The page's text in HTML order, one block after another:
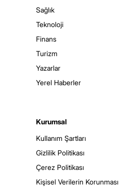
Sağlık
Teknoloji
Finans
Turizm
Yazarlar
Yerel Haberler
Kurumsal
Kullanım Şartları
Gizlilik Politikası
Çerez Politikası
Kişisel Verilerin Korunması